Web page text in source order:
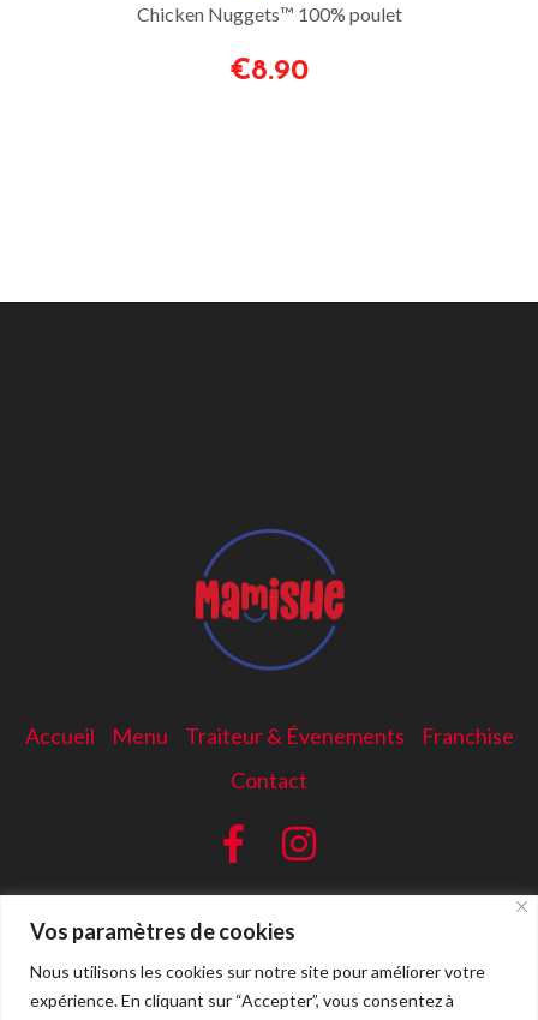
Vos paramètres de cookies
Nous utilisons les cookies sur notre site pour améliorer votre
expérience. En cliquant sur “Accepter”, vous consentez à
Chicken Nuggets™ 100% poulet
€8.90
Accueil Menu Traiteur & Évenements
Franchise
Contact